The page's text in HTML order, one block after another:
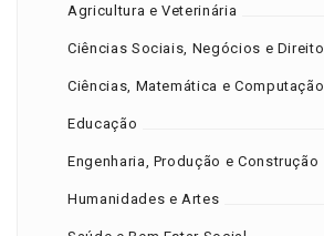
Agricultura e Veterinária
Ciências Sociais, Negócios e Direito
Ciências, Matemática e Computação
Educação
Engenharia, Produção e Construção
Humanidades e Artes